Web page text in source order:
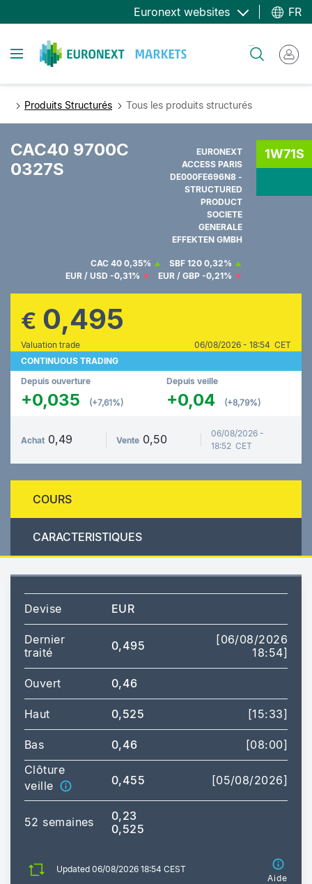
au
principal
Euronext websites FR
Toggle navigation
Produits Structurés Tous les produits structurés
CAC40 9700C
0327S
EURONEXT
ACCESS PARIS
DE000FE696N8 -
STRUCTURED
PRODUCT
SOCIETE
GENERALE
EFFEKTEN GMBH
1W71S
CAC 40 0,35% SBF 120 0,32%
EUR / USD -0,31% EUR / GBP -0,21%
€ 0,495
Valuation trade
06/08/2026 - 18:54 CET
CONTINUOUS TRADING
Depuis ouverture
+0,035 (+7,61%)
Depuis veille
+0,04 (+8,79%)
Achat 0,49 Vente 0,50
06/08/2026 -
18:52 CET
COURS
CARACTERISTIQUES
Devise EUR
Dernier
traité
0,495
[06/08/2026
18:54]
Ouvert 0,46
Haut 0,525 [15:33]
Bas 0,46
[08:00]
Clôture
veille
0,455 [05/08/2026]
52 semaines
0,23
0,525
Updated 06/08/2026 18:54 CEST
Aide